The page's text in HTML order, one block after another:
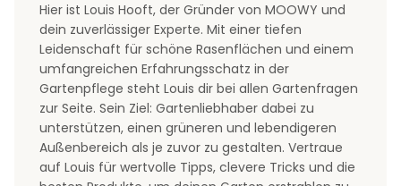
Hier ist Louis Hooft, der Gründer von MOOWY und
dein zuverlässiger Experte. Mit einer tiefen
Leidenschaft für schöne Rasenflächen und einem
umfangreichen Erfahrungsschatz in der
Gartenpflege steht Louis dir bei allen Gartenfragen
zur Seite. Sein Ziel: Gartenliebhaber dabei zu
unterstützen, einen grüneren und lebendigeren
Außenbereich als je zuvor zu gestalten. Vertraue
auf Louis für wertvolle Tipps, clevere Tricks und die